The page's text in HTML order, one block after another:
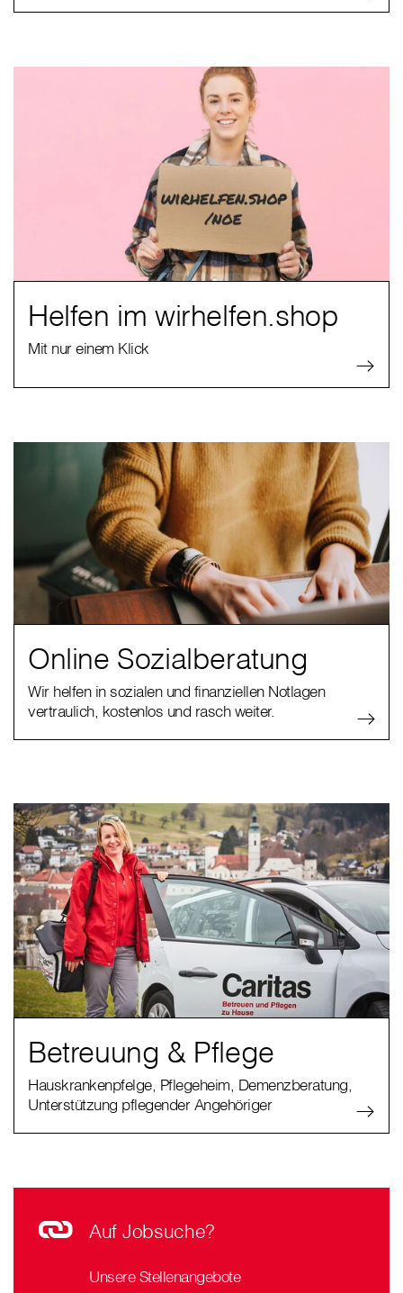
Helfen im wirhelfen.shop
Mit nur einem Klick
Online Sozialberatung
Wir helfen in sozialen und finanziellen Notlagen
vertraulich, kostenlos und rasch weiter.
Betreuung & Pflege
Hauskrankenpfelge, Pflegeheim, Demenzberatung,
Unterstützung pflegender Angehöriger
Auf Jobsuche?
Unsere Stellenangebote